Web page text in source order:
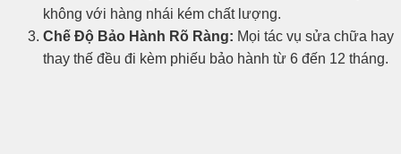
không với hàng nhái kém chất lượng.
Chế Độ Bảo Hành Rõ Ràng: Mọi tác vụ sửa chữa hay
thay thế đều đi kèm phiếu bảo hành từ 6 đến 12 tháng.